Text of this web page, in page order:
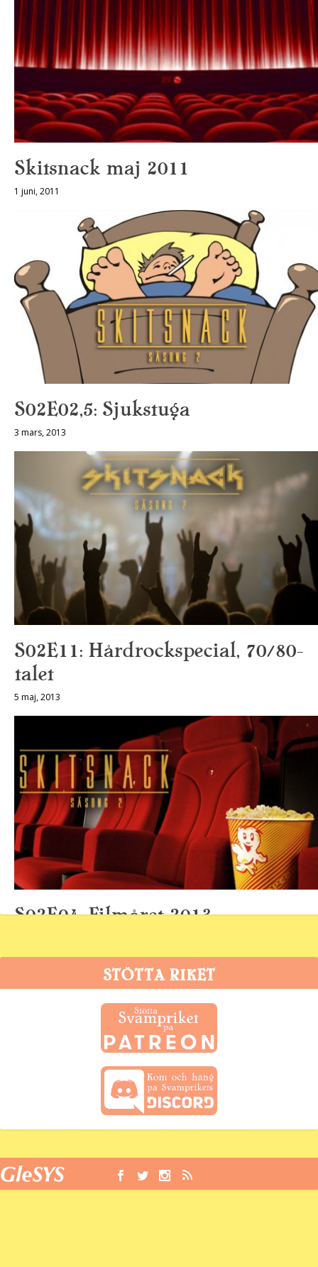
Skitsnack maj 2011
1 juni, 2011
S02E02,5: Sjukstuga
3 mars, 2013
S02E11: Hårdrockspecial, 70/80-
talet
5 maj, 2013
S02E04: Filmåret 2013
STÖTTA RIKET